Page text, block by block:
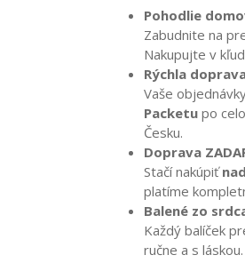
Pohodlie
Zabudnite na
Nakupujte v
Rýchla
Vaše
Packetu po
Česku.
Doprava
Stačí nakúpiť
platíme
Balené zo
Každý balíček
ručne a s láskou.